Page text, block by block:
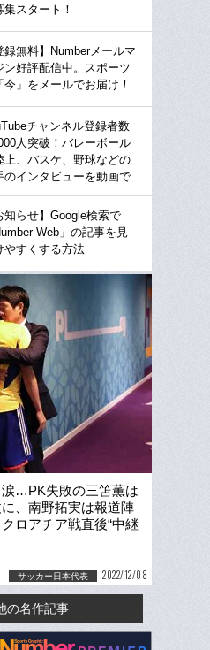
集スタート！
録無料】Numberメールマ
ン好評配信中。スポーツ
今」をメールでお届け！
チャンネル登録者数
人突破！バレーボール
上、バスケ、野球などの
のインタビューを動画で
知らせ】Google検索で
Web」の記事を見
やすくする方法
…PK失敗の三笘薫は
、南野拓実は報道陣
ロアチア戦直後“中継
手の姿”
サッカー日本代表 2022/12/08
の名作記事